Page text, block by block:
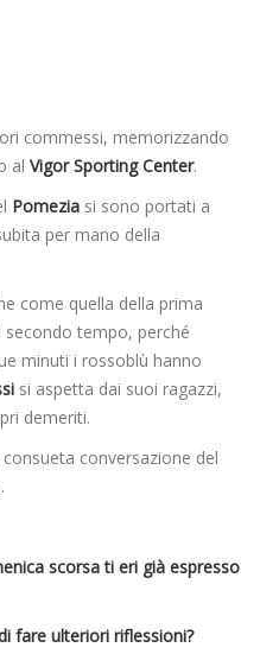
commessi, memorizzando
al Vigor Sporting Center.
Pomezia si sono portati a
per mano della
come quella della prima
tempo, perché
minuti i rossoblù hanno
si aspetta dai suoi ragazzi,
demeriti.
conversazione del
scorsa ti eri già espresso
fare ulteriori riflessioni?